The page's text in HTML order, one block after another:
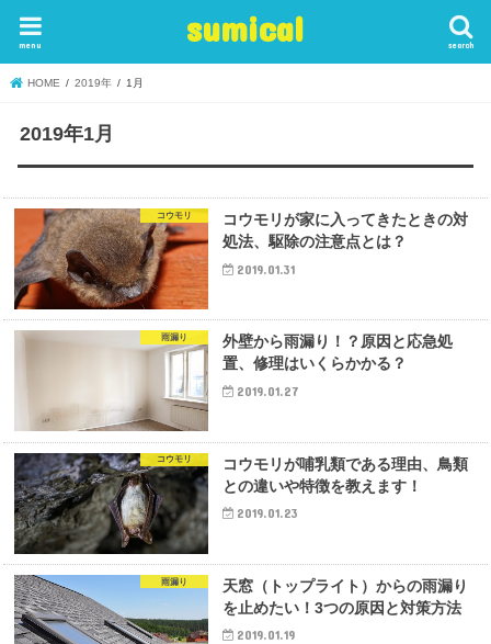
sumical search
menu
HOME 2019年 1月
2019年1月
コウモリ
コウモリが家に入ってきたときの対
処法、駆除の注意点とは？
2019.01.31
雨漏り
外壁から雨漏り！？原因と応急処
置、修理はいくらかかる？
2019.01.27
コウモリ
コウモリが哺乳類である理由、鳥類
との違いや特徴を教えます！
2019.01.23
雨漏り
天窓（トップライト）からの雨漏り
を止めたい！3つの原因と対策方法
2019.01.19